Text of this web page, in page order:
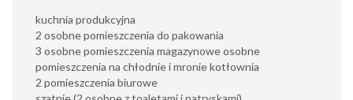
kuchnia produkcyjna
2 osobne pomieszczenia do pakowania
3 osobne pomieszczenia magazynowe osobne
pomieszczenia na chłodnie i mronie kotłownia
2 pomieszczenia biurowe